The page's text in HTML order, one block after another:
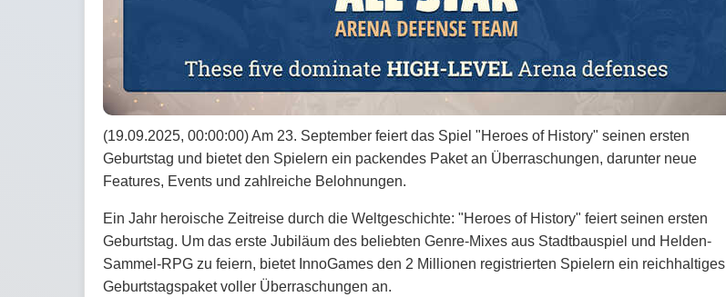
(19.09.2025, 00:00:00) Am 23. September feiert das Spiel "Heroes of History" seinen ersten
Geburtstag und bietet den Spielern ein packendes Paket an Überraschungen, darunter neue
Features, Events und zahlreiche Belohnungen.
Ein Jahr heroische Zeitreise durch die Weltgeschichte: "Heroes of History" feiert seinen ersten
Geburtstag. ​Um das erste Jubiläum des beliebten Genre-Mixes aus Stadtbauspiel und Helden-
Sammel-RPG zu feiern, bietet InnoGames den 2 Millionen registrierten Spielern ein reichhaltiges
Geburtstagspaket voller Überraschungen an.